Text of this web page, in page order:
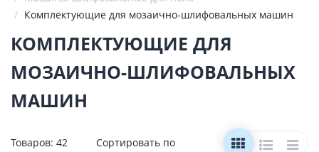
Комплектующие для мозаично-шлифовальных машин
КОМПЛЕКТУЮЩИЕ ДЛЯ
МОЗАИЧНО-ШЛИФОВАЛЬНЫХ
МАШИН
Товаров: 42
Сортировать по